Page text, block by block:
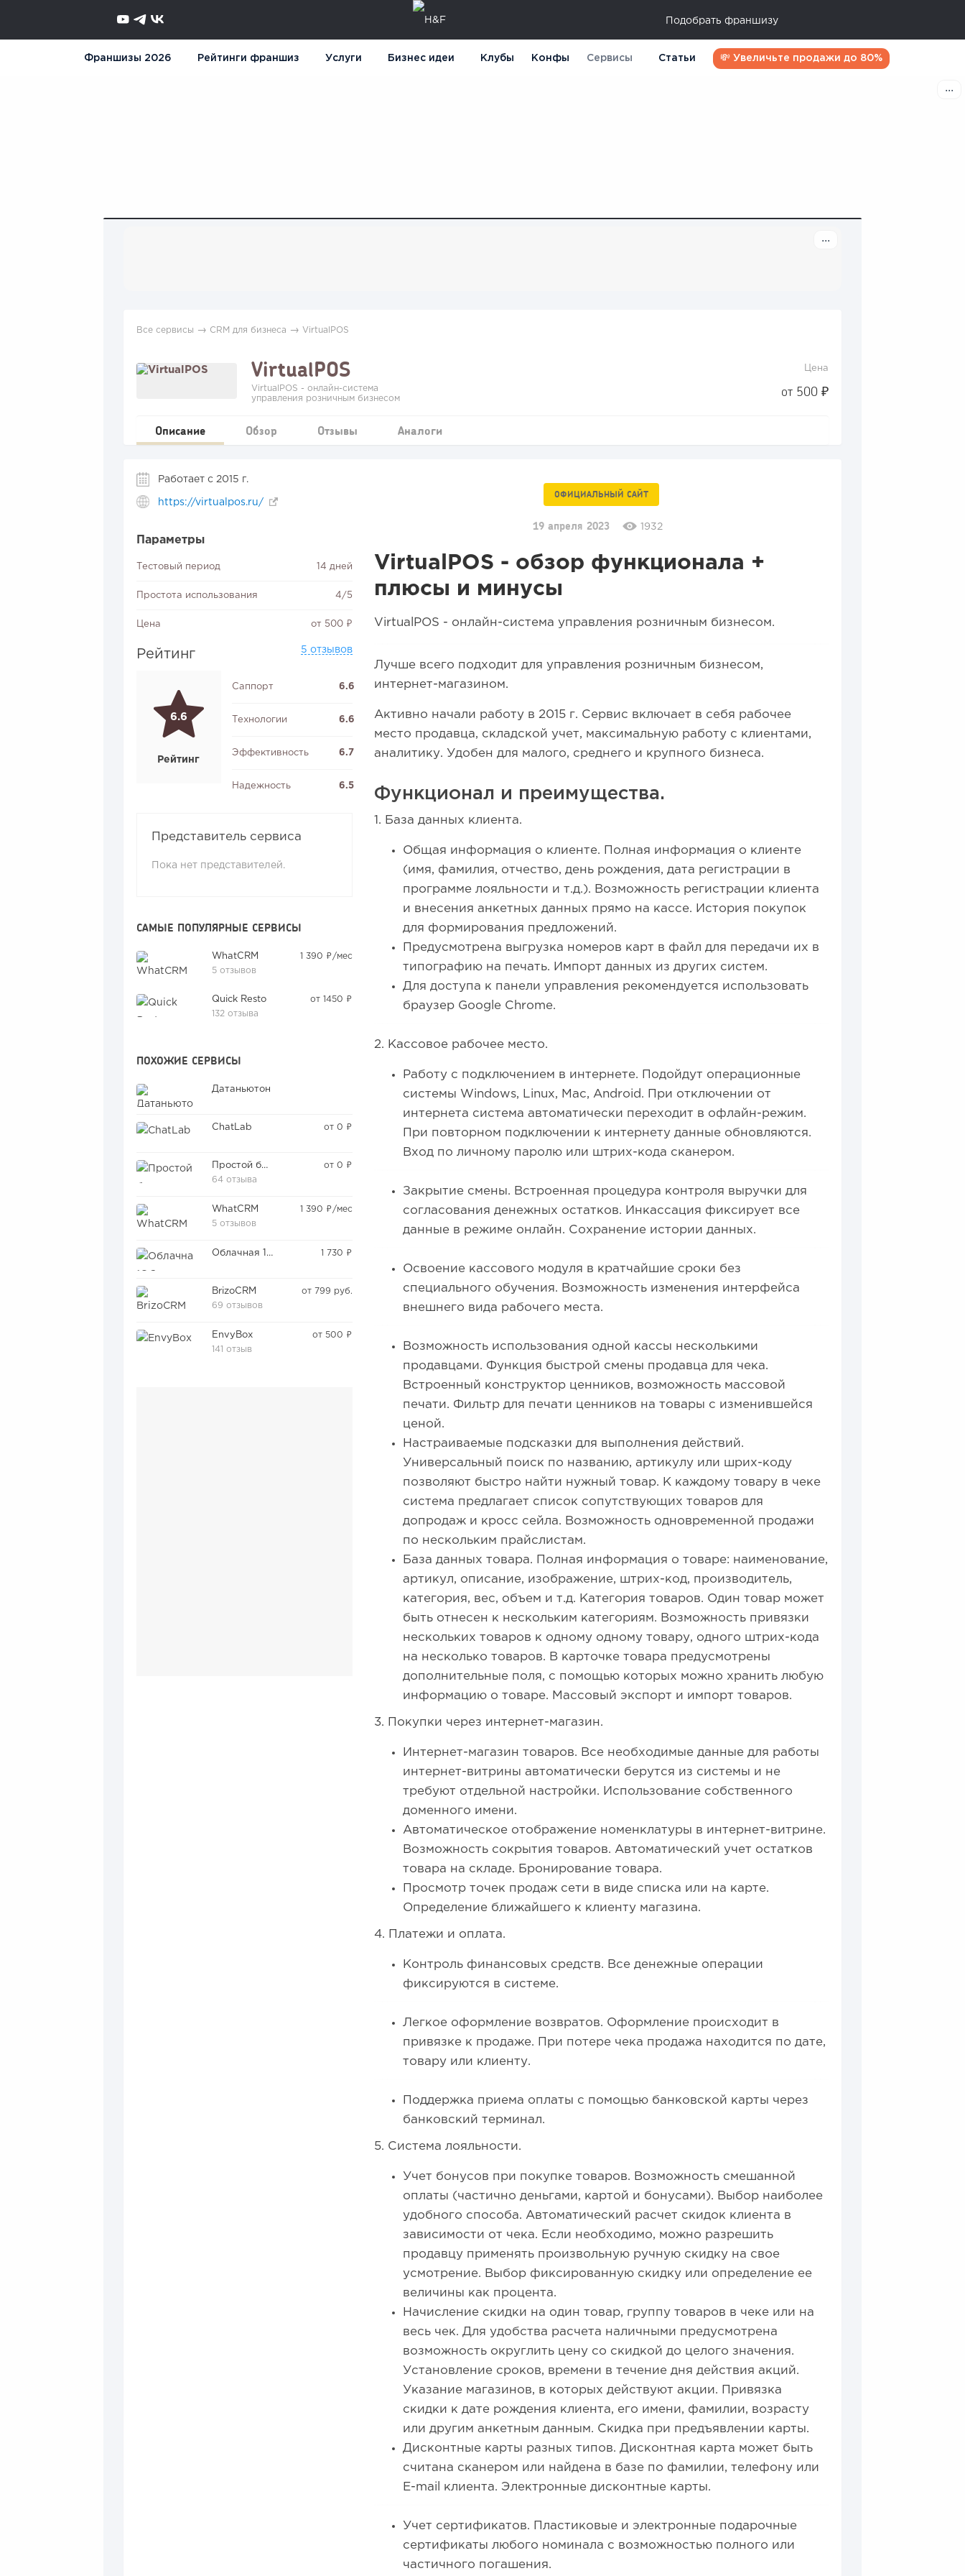
Подобрать франшизу
Франшизы 2026 Рейтинги франшиз Услуги Бизнес идеи Клубы Конфы Сервисы Статьи 💸 Увеличьте продажи до 80%
Все сервисы → CRM для бизнеса → VirtualPOS
VirtualPOS
VirtualPOS - онлайн-система
управления розничным бизнесом
Цена
от 500 ₽
Описание Обзор Отзывы Аналоги
Работает с 2015 г.
https://virtualpos.ru/
Параметры
Тестовый период 14 дней
Простота использования 4/5
Цена от 500 ₽
Рейтинг 5 отзывов
6.6
Рейтинг
Саппорт 6.6
Технологии 6.6
Эффективность 6.7
Надежность 6.5
Представитель сервиса
Пока нет представителей.
САМЫЕ ПОПУЛЯРНЫЕ СЕРВИСЫ
WhatCRM
5 отзывов
1 390 ₽/мес
Quick Resto
132 отзыва
от 1450 ₽
ПОХОЖИЕ СЕРВИСЫ
Датаньютон
ChatLab от 0 ₽
Простой бизнес
64 отзыва
от 0 ₽
WhatCRM
5 отзывов
1 390 ₽/мес
Облачная 1С:Зарплата и управление персоналом 1 730 ₽
BrizoCRM
69 отзывов
от 799 руб.
EnvyBox
141 отзыв
от 500 ₽
ОФИЦИАЛЬНЫЙ САЙТ
19 апреля 2023 1932
VirtualPOS - обзор функционала +
плюсы и минусы
VirtualPOS - онлайн-система управления розничным бизнесом.
Лучше всего подходит для управления розничным бизнесом,
интернет-магазином.
Активно начали работу в 2015 г. Сервис включает в себя рабочее
место продавца, складской учет, максимальную работу с клиентами,
аналитику. Удобен для малого, среднего и крупного бизнеса.
Функционал и преимущества.
1. База данных клиента.
Общая информация о клиенте. Полная информация о клиенте
(имя, фамилия, отчество, день рождения, дата регистрации в
программе лояльности и т.д.). Возможность регистрации клиента
и внесения анкетных данных прямо на кассе. История покупок
для формирования предложений.
Предусмотрена выгрузка номеров карт в файл для передачи их в
типографию на печать. Импорт данных из других систем.
Для доступа к панели управления рекомендуется использовать
браузер Google Chrome.
2. Кассовое рабочее место.
Работу с подключением в интернете. Подойдут операционные
системы Windows, Linux, Mac, Android. При отключении от
интернета система автоматически переходит в офлайн-режим.
При повторном подключении к интернету данные обновляются.
Вход по личному паролю или штрих-кода сканером.
Закрытие смены. Встроенная процедура контроля выручки для
согласования денежных остатков. Инкассация фиксирует все
данные в режиме онлайн. Сохранение истории данных.
Освоение кассового модуля в кратчайшие сроки без
специального обучения. Возможность изменения интерфейса
внешнего вида рабочего места.
Возможность использования одной кассы несколькими
продавцами. Функция быстрой смены продавца для чека.
Встроенный конструктор ценников, возможность массовой
печати. Фильтр для печати ценников на товары с изменившейся
ценой.
Настраиваемые подсказки для выполнения действий.
Универсальный поиск по названию, артикулу или шрих-коду
позволяют быстро найти нужный товар. К каждому товару в чеке
система предлагает список сопутствующих товаров для
допродаж и кросс сейла. Возможность одновременной продажи
по нескольким прайслистам.
База данных товара. Полная информация о товаре: наименование,
артикул, описание, изображение, штрих-код, производитель,
категория, вес, объем и т.д. Категория товаров. Один товар может
быть отнесен к нескольким категориям. Возможность привязки
нескольких товаров к одному одному товару, одного штрих-кода
на несколько товаров. В карточке товара предусмотрены
дополнительные поля, с помощью которых можно хранить любую
информацию о товаре. Массовый экспорт и импорт товаров.
3. Покупки через интернет-магазин.
Интернет-магазин товаров. Все необходимые данные для работы
интернет-витрины автоматически берутся из системы и не
требуют отдельной настройки. Использование собственного
доменного имени.
Автоматическое отображение номенклатуры в интернет-витрине.
Возможность сокрытия товаров. Автоматический учет остатков
товара на складе. Бронирование товара.
Просмотр точек продаж сети в виде списка или на карте.
Определение ближайшего к клиенту магазина.
4. Платежи и оплата.
Контроль финансовых средств. Все денежные операции
фиксируются в системе.
Легкое оформление возвратов. Оформление происходит в
привязке к продаже. При потере чека продажа находится по дате,
товару или клиенту.
Поддержка приема оплаты с помощью банковской карты через
банковский терминал.
5. Система лояльности.
Учет бонусов при покупке товаров. Возможность смешанной
оплаты (частично деньгами, картой и бонусами). Выбор наиболее
удобного способа. Автоматический расчет скидок клиента в
зависимости от чека. Если необходимо, можно разрешить
продавцу применять произвольную ручную скидку на свое
усмотрение. Выбор фиксированную скидку или определение ее
величины как процента.
Начисление скидки на один товар, группу товаров в чеке или на
весь чек. Для удобства расчета наличными предусмотрена
возможность округлить цену со скидкой до целого значения.
Установление сроков, времени в течение дня действия акций.
Указание магазинов, в которых действуют акции. Привязка
скидки к дате рождения клиента, его имени, фамилии, возрасту
или другим анкетным данным. Скидка при предъявлении карты.
Дисконтные карты разных типов. Дисконтная карта может быть
считана сканером или найдена в базе по фамилии, телефону или
E-mail клиента. Электронные дисконтные карты.
Учет сертификатов. Пластиковые и электронные подарочные
сертификаты любого номинала с возможностью полного или
частичного погашения.